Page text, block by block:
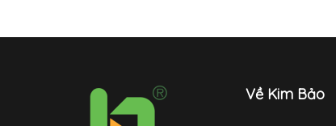
Về Kim Bảo